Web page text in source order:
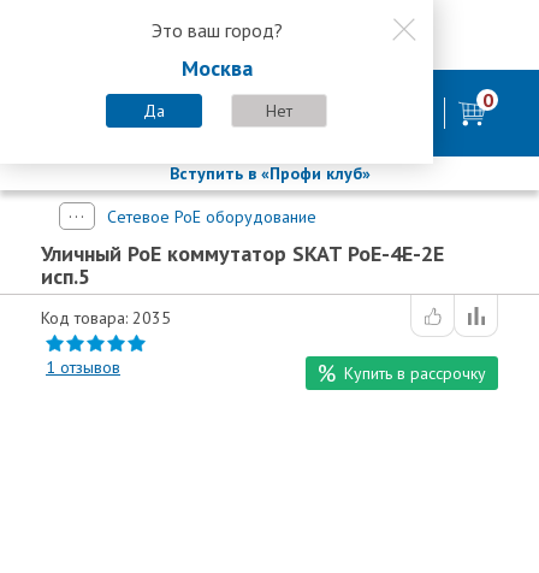
8 800 200-58-35
Это ваш город?
Москва
Да Нет
8 (800) 200-58-35
Пн-Пт с 9:00-18:00. Сб. Вс - выходной 0
Вступить в «Профи клуб»
Сетевое PoE оборудование
Уличный PoE коммутатор SKAT PoE-4E-2E
исп.5
Код товара: 2035
1 отзывов Купить в рассрочку